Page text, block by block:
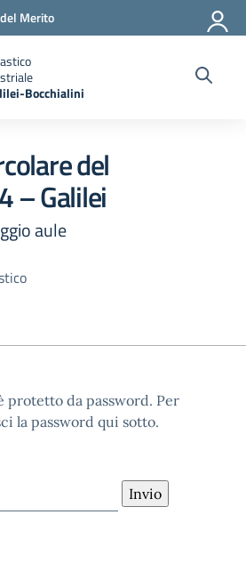
Merito
Bocchialini
del
– Galilei
aule
protetto da password. Per
la password qui sotto.